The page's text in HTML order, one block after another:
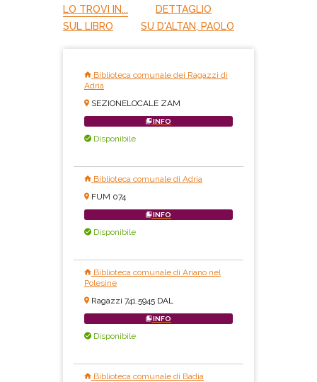
LO TROVI IN...
DETTAGLIO
SUL LIBRO
SU D'ALTAN, PAOLO
Biblioteca comunale dei Ragazzi di
Adria
SEZIONELOCALE ZAM
INFO
Disponibile
Biblioteca comunale di Adria
FUM 074
INFO
Disponibile
Biblioteca comunale di Ariano nel
Polesine
Ragazzi 741.5945 DAL
INFO
Disponibile
Biblioteca comunale di Badia